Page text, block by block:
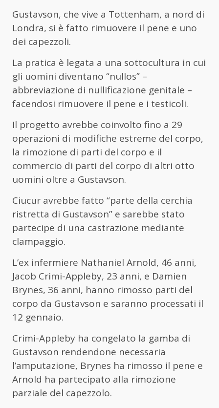
Gustavson, che vive a Tottenham, a nord di
Londra, si è fatto rimuovere il pene e uno
dei capezzoli.
La pratica è legata a una sottocultura in cui
gli uomini diventano “nullos” –
abbreviazione di nullificazione genitale –
facendosi rimuovere il pene e i testicoli.
Il progetto avrebbe coinvolto fino a 29
operazioni di modifiche estreme del corpo,
la rimozione di parti del corpo e il
commercio di parti del corpo di altri otto
uomini oltre a Gustavson.
Ciucur avrebbe fatto “parte della cerchia
ristretta di Gustavson” e sarebbe stato
partecipe di una castrazione mediante
clampaggio.
L’ex infermiere Nathaniel Arnold, 46 anni,
Jacob Crimi-Appleby, 23 anni, e Damien
Brynes, 36 anni, hanno rimosso parti del
corpo da Gustavson e saranno processati il
12 gennaio.
Crimi-Appleby ha congelato la gamba di
Gustavson rendendone necessaria
l’amputazione, Brynes ha rimosso il pene e
Arnold ha partecipato alla rimozione
parziale del capezzolo.